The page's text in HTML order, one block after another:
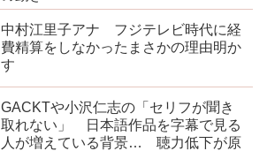
中村江里子アナ フジテレビ時代に経
費精算をしなかったまさかの理由明か
す
GACKTや小沢仁志の「セリフが聞き
取れない」 日本語作品を字幕で見る
人が増えている背景… 聴力低下が原